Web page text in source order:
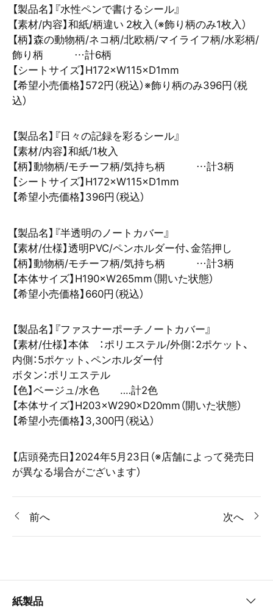
【製品名】『水性ペンで書けるシール』
【素材/内容】和紙/柄違い 2枚入（※飾り柄のみ1枚入）
【柄】森の動物柄/ネコ柄/北欧柄/マイライフ柄/水彩柄/
飾り柄 …計6柄
【シートサイズ】H172×W115×D1mm
【希望小売価格】572円（税込）※飾り柄のみ396円（税
込）
【製品名】『日々の記録を彩るシール』
【素材/内容】和紙/1枚入
【柄】動物柄/モチーフ柄/気持ち柄 …計3柄
【シートサイズ】H172×W115×D1mm
【希望小売価格】396円（税込）
【製品名】『半透明のノートカバー』
【素材/仕様】透明PVC/ペンホルダー付、金箔押し
【柄】動物柄/モチーフ柄/気持ち柄 …計3柄
【本体サイズ】H190×W265mm（開いた状態）
【希望小売価格】660円（税込）
【製品名】『ファスナーポーチノートカバー』
【素材/仕様】本体 ：ポリエステル/外側：2ポケット、
内側：5ポケット、ペンホルダー付
ボタン：ポリエステル
【色】ベージュ/水色 ‥‥計2色
【本体サイズ】H203×W290×D20mm（開いた状態）
【希望小売価格】3,300円（税込）
【店頭発売日】2024年5月23日（※店舗によって発売日
が異なる場合がございます）
前へ 次へ
紙製品